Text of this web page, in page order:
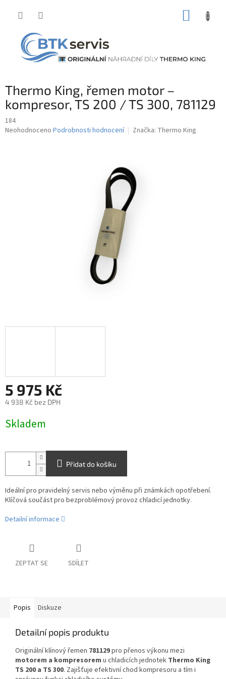
Thermo King, řemen motor –
kompresor, TS 200 / TS 300, 781129
184
Průměrné
Neohodnoceno Podrobnosti hodnocení Značka: Thermo King
5 975 Kč
4 938 Kč bez DPH
cena:
Skladem
Přidat do košíku
Ideální pro pravidelný servis nebo výměnu při známkách opotřebení.
Klíčová součást pro bezproblémový provoz chladicí jednotky.
Detailní informace
ZEPTAT SE SDÍLET
Popis Diskuze
Detailní popis produktu
Originální klínový řemen 781129pro přenos výkonu mezi
motorem a kompresorem u chladicích jednotek Thermo King
TS 200 a TS 300. Zajišťuje efektivní chod kompresoru a tím i